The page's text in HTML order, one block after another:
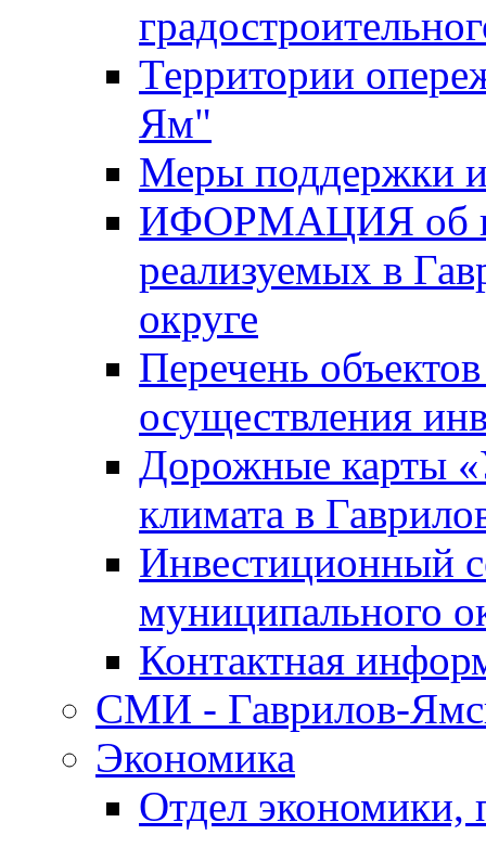
Территории
Ям"
Меры поддержки
ИФОРМАЦИЯ об
реализуемых в
округе
Перечень
осуществления
Дорожные карты
климата в
Инвестиционный
муниципального
Контактная
СМИ - Гаврилов-
Экономика
Отдел экономики,